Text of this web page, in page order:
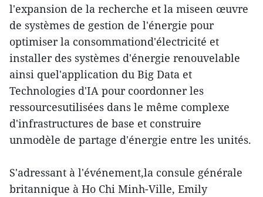
l'expansion de la recherche et la miseen œuvre
de systèmes de gestion de l'énergie pour
optimiser la consommationd'électricité et
installer des systèmes d'énergie renouvelable
ainsi quel'application du Big Data et
Technologies d'IA pour coordonner les
ressourcesutilisées dans le même complexe
d'infrastructures de base et construire
unmodèle de partage d'énergie entre les unités.
S'adressant à l'événement,la consule générale
britannique à Ho Chi Minh-Ville, Emily